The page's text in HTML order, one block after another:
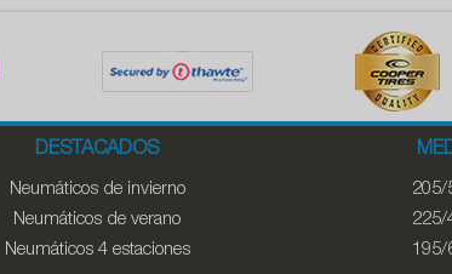
DESTACADOS
Neumáticos de invierno
Neumáticos de verano
Neumáticos 4 estaciones
205/
225/
195/